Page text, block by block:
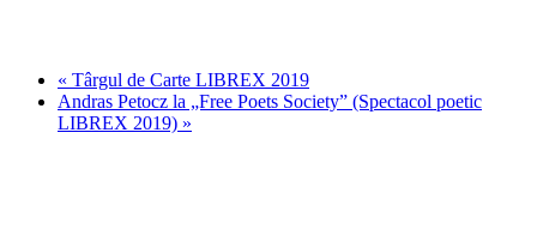
« Târgul de Carte LIBREX 2019
Andras Petocz la „Free Poets Society” (Spectacol poetic
LIBREX 2019) »